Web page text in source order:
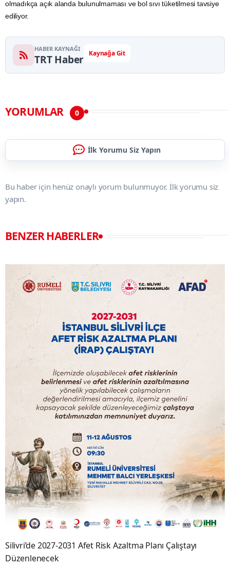
olmadıkça açık alanda bulunulmaması ve bol sıvı tüketilmesi tavsiye
ediliyor.
HABER KAYNAĞI
TRT Haber Kaynağa Git
YORUMLAR 0
İlk Yorumu Siz Yapın
Bu haber için henüz onaylı yorum bulunmuyor. İlk yorumu siz
yapın.
BENZER HABERLER
Silivri’de 2027-2031 Afet Risk Azaltma Planı Çalıştayı
Düzenlenecek